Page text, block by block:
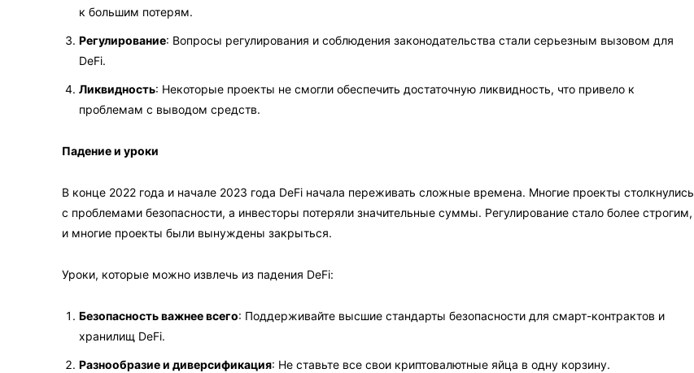
к большим потерям.
Регулирование: Вопросы регулирования и соблюдения законодательства стали серьезным вызовом для
DeFi.
Ликвидность: Некоторые проекты не смогли обеспечить достаточную ликвидность, что привело к
проблемам с выводом средств.
Падение и уроки
В конце 2022 года и начале 2023 года DeFi начала переживать сложные времена. Многие проекты столкнулись
с проблемами безопасности, а инвесторы потеряли значительные суммы. Регулирование стало более строгим,
и многие проекты были вынуждены закрыться.
Уроки, которые можно извлечь из падения DeFi:
Безопасность важнее всего: Поддерживайте высшие стандарты безопасности для смарт-контрактов и
хранилищ DeFi.
Разнообразие и диверсификация: Не ставьте все свои криптовалютные яйца в одну корзину.